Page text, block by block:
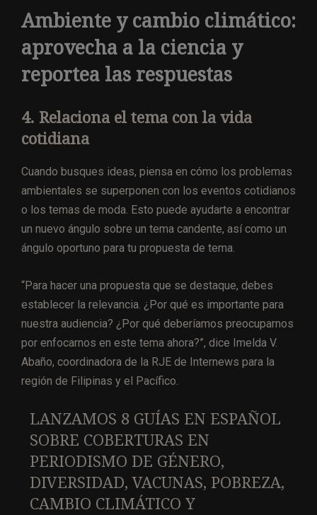
Ambiente y cambio climático:
aprovecha a la ciencia y
reportea las respuestas
4. Relaciona el tema con la vida
cotidiana
Cuando busques ideas, piensa en cómo los problemas
ambientales se superponen con los eventos cotidianos
o los temas de moda. Esto puede ayudarte a encontrar
un nuevo ángulo sobre un tema candente, así como un
ángulo oportuno para tu propuesta de tema.
“Para hacer una propuesta que se destaque, debes
establecer la relevancia. ¿Por qué es importante para
nuestra audiencia? ¿Por qué deberíamos preocuparnos
por enfocarnos en este tema ahora?”, dice Imelda V.
Abaño, coordinadora de la RJE de Internews para la
región de Filipinas y el Pacífico.
LANZAMOS 8 GUÍAS EN ESPAÑOL
SOBRE COBERTURAS EN
PERIODISMO DE GÉNERO,
DIVERSIDAD, VACUNAS, POBREZA,
CAMBIO CLIMÁTICO Y